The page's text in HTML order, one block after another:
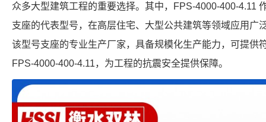
众多大型建筑工程的重要选择。其中，FPS-4000-400-4.11
支座的代表型号，在高层住宅、大型公共建筑等领域应用广
该型号支座的专业生产厂家，具备规模化生产能力，可提供
FPS-4000-400-4.11，为工程的抗震安全提供保障。